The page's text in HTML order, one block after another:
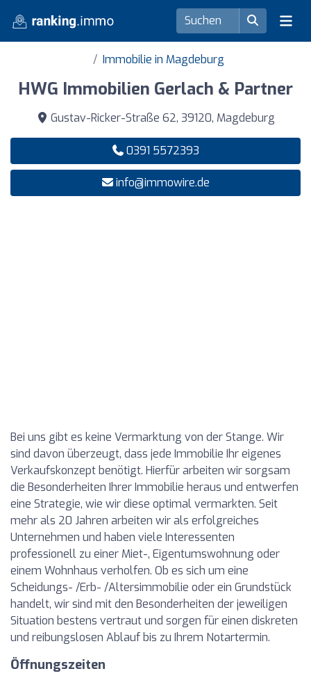
Immobilie in Magdeburg
HWG Immobilien Gerlach & Partner
Gustav-Ricker-Straße 62, 39120, Magdeburg
0391 5572393
info@immowire.de
Bei uns gibt es keine Vermarktung von der Stange. Wir
sind davon überzeugt, dass jede Immobilie Ihr eigenes
Verkaufskonzept benötigt. Hierfür arbeiten wir sorgsam
die Besonderheiten Ihrer Immobilie heraus und entwerfen
eine Strategie, wie wir diese optimal vermarkten. Seit
mehr als 20 Jahren arbeiten wir als erfolgreiches
Unternehmen und haben viele Interessenten
professionell zu einer Miet-, Eigentumswohnung oder
einem Wohnhaus verholfen. Ob es sich um eine
Scheidungs- /Erb- /Altersimmobilie oder ein Grundstück
handelt, wir sind mit den Besonderheiten der jeweiligen
Situation bestens vertraut und sorgen für einen diskreten
und reibungslosen Ablauf bis zu Ihrem Notartermin.
Öffnungszeiten